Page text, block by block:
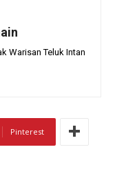
Warisan Teluk Intan
Pinterest